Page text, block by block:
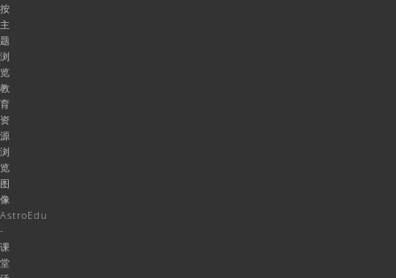
按
主
题
浏
览
教
育
资
源
浏
览
图
像
AstroEdu
-
课
堂